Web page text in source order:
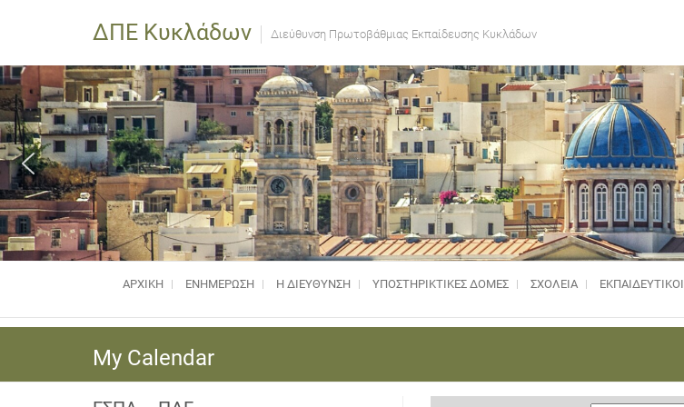
ΔΠΕ Κυκλάδων Διεύθυνση Πρωτοβάθμιας Εκπαίδευσης Κυκλάδων
ΑΡΧΙΚΗ ΕΝΗΜΈΡΩΣΗ Η ΔΙΕΥΘΥΝΣΗ ΥΠΟΣΤΗΡΙΚΤΙΚΈΣ ΔΟΜΈΣ ΣΧΟΛΕΙΑ ΕΚΠΑΙΔΕΥΤΙΚΟΙ
My Calendar